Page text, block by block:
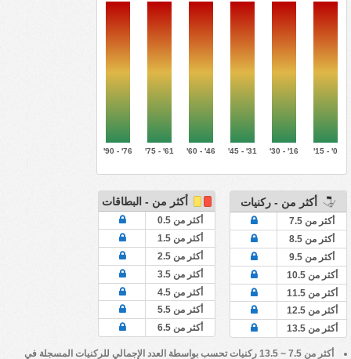
76' - 90' 61' - 75' 46' - 60' 31' - 45' 16' - 30' 0' - 15'
أكثر من - ركنيات
أكثر من 7.5
أكثر من 8.5
أكثر من 9.5
أكثر من 10.5
أكثر من 11.5
أكثر من 12.5
أكثر من 13.5
أكثر من - البطاقات
أكثر من 0.5
أكثر من 1.5
أكثر من 2.5
أكثر من 3.5
أكثر من 4.5
أكثر من 5.5
أكثر من 6.5
أكثر من 7.5 ~ 13.5 ركنيات تحسب بواسطة العدد الإجمالي للركنيات المسجلة في